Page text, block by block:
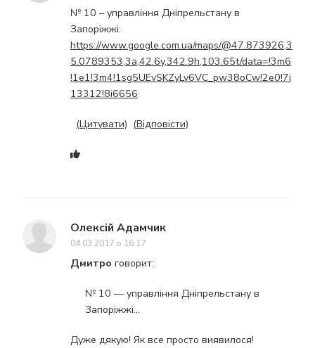
№ 10 – управління Дніпрельстану в
Запоріжжі:
https://www.google.com.ua/maps/@47.873926,3
5.0789353,3a,42.6y,342.9h,103.65t/data=!3m6
!1e1!3m4!1sg5UEvSKZyLv6VC_pw38oCw!2e0!7i
13312!8i6656
(Цитувати) (Відповісти)
Олексій Адамчик
04.03.2017 о 16:17
Дмитро говорит:
№ 10 — управління Дніпрельстану в
Запоріжжі…
Дуже дякую! Як все просто виявилося!